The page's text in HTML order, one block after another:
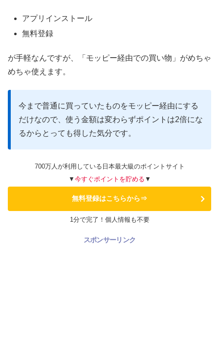
アプリインストール
無料登録
が手軽なんですが、「モッピー経由での買い物」がめちゃ
めちゃ使えます。
今まで普通に買っていたものをモッピー経由にする
だけなので、使う金額は変わらずポイントは2倍にな
るからとっても得した気分です。
700万人が利用している日本最大級のポイントサイト
▼ 今すぐポイントを貯める ▼
無料登録はこちらから⇒
1分で完了！個人情報も不要
スポンサーリンク